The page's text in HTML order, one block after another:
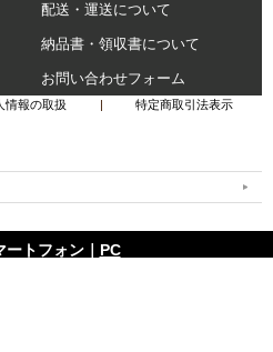
配送・運送について
納品書・領収書について
お問い合わせフォーム
情報の取扱 | 特定商取引法表示
トフォン｜ PC